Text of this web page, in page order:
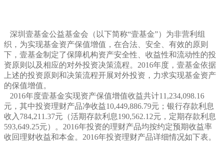
深圳壹基金公益基金会（以下简称“壹基金”）为非营利组
织，为实现基金资产保值增值，在合法、安全、有效的原则
下，壹基金制定了保障机构资产安全性、收益性和流动性的投
资原则以及相应的对外投资决策流程。2016年度，壹基金依据
上述的投资原则和决策流程开展对外投资，力求实现基金资产
的保值增值。
2016年度壹基金实现资产保值增值收益共计11,234,098.16
元，其中投资理财产品净收益10,449,886.79元；银行存款利息
收入784,211.37元（活期存款利息190,562.12元，定期存款利息
593,649.25元）。2016年投资的理财产品均按约定预期收益率
收回理财收益和本金。2016年投资理财产品详细情况如下表。